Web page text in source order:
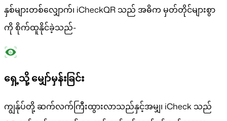
နှစ်များတစ်လျှောက်၊ iCheckQR သည် အဓိက မှတ်တိုင်များစွာ
ကို စိုက်ထူနိုင်ခဲ့သည်-
ရှေ့သို့ မျှော်မှန်းခြင်း
ကျွန်ုပ်တို့ ဆက်လက်ကြီးထွားလာသည်နှင့်အမျှ၊ iCheck သည်